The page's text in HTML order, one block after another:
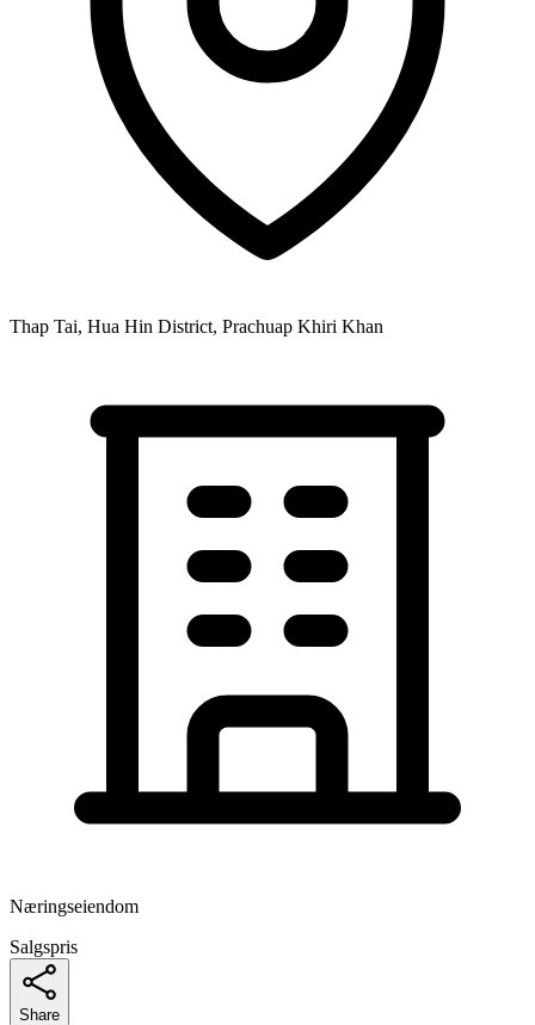
Thap Tai, Hua Hin District, Prachuap Khiri Khan
Næringseiendom
Salgspris
Share